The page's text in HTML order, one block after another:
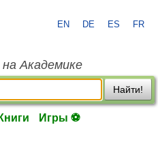
EN DE ES FR
Академике
Найти!
Книги Игры ⚽